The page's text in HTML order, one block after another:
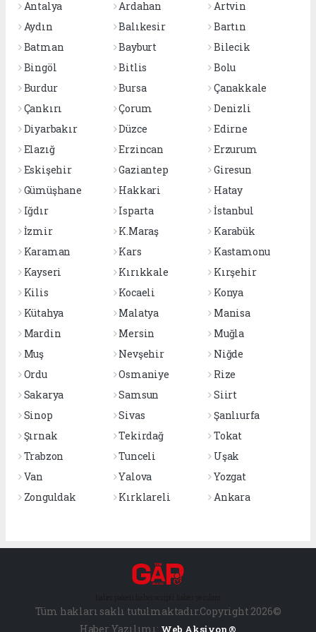
Antalya
Ardahan
Artvin
Aydın
Balıkesir
Bartın
Batman
Bayburt
Bilecik
Bingöl
Bitlis
Bolu
Burdur
Bursa
Çanakkale
Çankırı
Çorum
Denizli
Diyarbakır
Düzce
Edirne
Elazığ
Erzincan
Erzurum
Eskişehir
Gaziantep
Giresun
Gümüşhane
Hakkari
Hatay
Iğdır
Isparta
İstanbul
İzmir
K.Maraş
Karabük
Karaman
Kars
Kastamonu
Kayseri
Kırıkkale
Kırşehir
Kilis
Kocaeli
Konya
Kütahya
Malatya
Manisa
Mardin
Mersin
Muğla
Muş
Nevşehir
Niğde
Ordu
Osmaniye
Rize
Sakarya
Samsun
Siirt
Sinop
Sivas
Şanlıurfa
Şırnak
Tekirdağ
Tokat
Trabzon
Tunceli
Uşak
Van
Yalova
Yozgat
Zonguldak
Kırklareli Ankara
Tüm hakları saklı tutulmaktadır.Copyright 2026©
Haber Yazılımı: Web Aksiyon ®